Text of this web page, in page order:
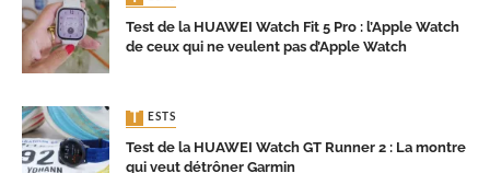
Test de la HUAWEI Watch Fit 5 Pro : l’Apple Watch
de ceux qui ne veulent pas d’Apple Watch
TESTS
Test de la HUAWEI Watch GT Runner 2 : La montre
qui veut détrôner Garmin